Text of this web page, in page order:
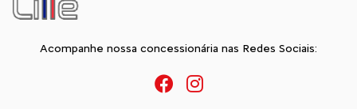
Acompanhe nossa concessionária nas Redes Sociais: